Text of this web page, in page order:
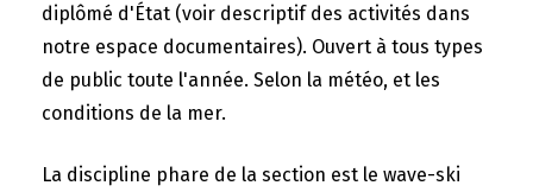
diplômé d'État (voir descriptif des activités dans
notre espace documentaires). Ouvert à tous types
de public toute l'année. Selon la météo, et les
conditions de la mer.
La discipline phare de la section est le wave-ski